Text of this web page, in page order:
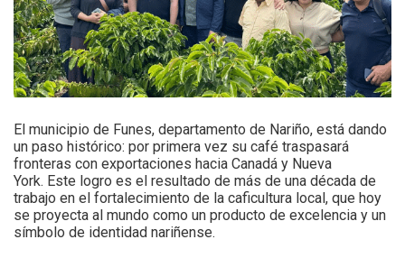
El municipio de Funes, departamento de Nariño, está dando
un paso histórico: por primera vez su café traspasará
fronteras con exportaciones hacia Canadá y Nueva
York. Este logro es el resultado de más de una década de
trabajo en el fortalecimiento de la caficultura local, que hoy
se proyecta al mundo como un producto de excelencia y un
símbolo de identidad nariñense.